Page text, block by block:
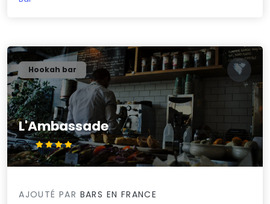
L'Ambassade
4.1/5
Hookah bar
AJOUTÉ PAR BARS EN FRANCE